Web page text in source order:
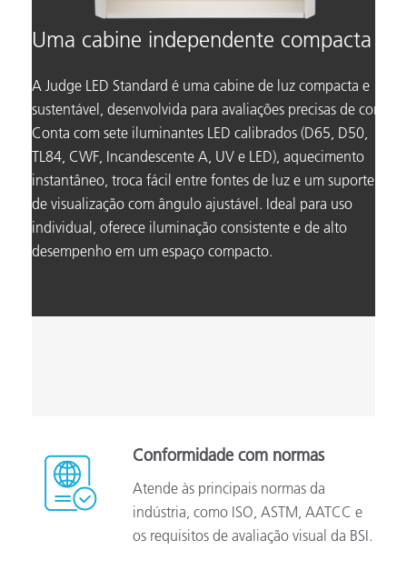
Uma cabine independente compacta
A Judge LED Standard é uma cabine de luz compacta e
sustentável, desenvolvida para avaliações precisas de cor.
Conta com sete iluminantes LED calibrados (D65, D50,
TL84, CWF, Incandescente A, UV e LED), aquecimento
instantâneo, troca fácil entre fontes de luz e um suporte
de visualização com ângulo ajustável. Ideal para uso
individual, oferece iluminação consistente e de alto
desempenho em um espaço compacto.
Conformidade com normas
Atende às principais normas da
indústria, como ISO, ASTM, AATCC e
os requisitos de avaliação visual da BSI.